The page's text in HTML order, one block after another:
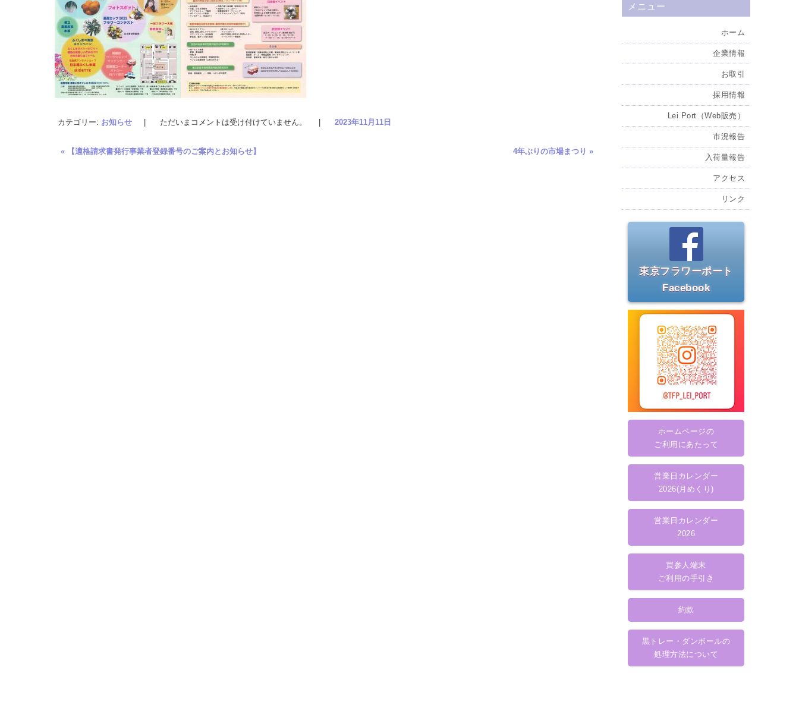
カテゴリー: お知らせ | ただいまコメントは受け付けていません。 | 2023年11月11日
«【適格請求書発行事業者登録番号のご案内とお知らせ】 4年ぶりの市場まつり»
メニュー
ホーム
企業情報
お取引
採用情報
Lei Port（Web販売）
市況報告
入荷量報告
アクセス
リンク
東京フラワーポート
Facebook
ホームページの
ご利用にあたって
営業日カレンダー
2026(月めくり)
営業日カレンダー
2026
買参人端末
ご利用の手引き
約款
黒トレー・ダンボールの
処理方法について